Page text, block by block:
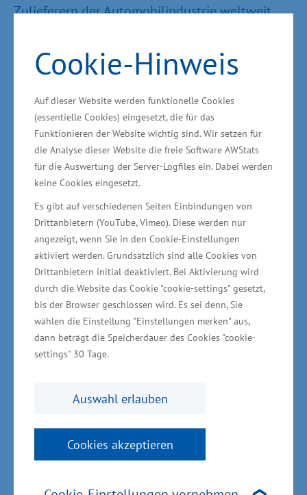
Cookie-Hinweis
Auf dieser Website werden funktionelle Cookies
(essentielle Cookies) eingesetzt, die für das
Funktionieren der Website wichtig sind. Wir setzen für
die Analyse dieser Website die freie Software AWStats
für die Auswertung der Server-Logfiles ein. Dabei werden
keine Cookies eingesetzt.
Es gibt auf verschiedenen Seiten Einbindungen von
Drittanbietern (YouTube, Vimeo). Diese werden nur
angezeigt, wenn Sie in den Cookie-Einstellungen
aktiviert werden. Grundsätzlich sind alle Cookies von
Drittanbietern initial deaktiviert. Bei Aktivierung wird
durch die Website das Cookie "cookie-settings" gesetzt,
bis der Browser geschlossen wird. Es sei denn, Sie
wählen die Einstellung "Einstellungen merken" aus,
dann beträgt die Speicherdauer des Cookies "cookie-
settings" 30 Tage.
Auswahl erlauben
Cookies akzeptieren
Zulieferern der Automobilindustrie weltweit.
Heiz- und Kühlsysteme für verschiedene
Fahrzeugarten, Batterien und Ladelösungen für
Hybrid- und Elektrofahrzeuge sowie
ergänzende Services rund um das
Thermomanagement und die Elektromobilität.
Zu den Kunden von Webasto zählen
international renommierte Hersteller von
Booten ebenso wie Händler und Endkunden.
Seit seiner Gründung im Jahr 1901 ist Webasto
in Familienbesitz. Der Hauptsitz des
Unternehmens mit mehr als 50 Standorten in
Europa, Nordamerika und Asien befindet sich in
Stockdorf bei München. Der Standort
Neubrandenburg gehört seit 1990 zum
Übernahme des Sirokko-Werks vor mehr als 30
Heizsysteme und seit 2015 auch Hochvoltheizer
(HVH) für Elektrofahrzeuge hergestellt. Webasto